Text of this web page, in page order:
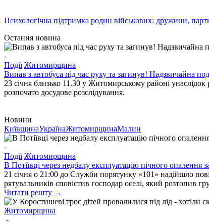
Психологічна підтримка родин військових: дружини,
Остання новина
-
Події Житомирщина
Випав з автобуса під час руху та загинув! Надзвичайна
23 січня близько 11.30 у Житомирському районі
розпочато досудове розслідування.
Новини
КиївщинаУкраїнаЖитомирщинаМалин
-
Події Житомирщина
В Потіївці через недбалу експлуатацію пічного опалення
21 січня о 21:00 до Служби порятунку «101» надійшло
рятувальників сповістив господар оселі, який розтопив
Читати решту →
Житомирщина
-